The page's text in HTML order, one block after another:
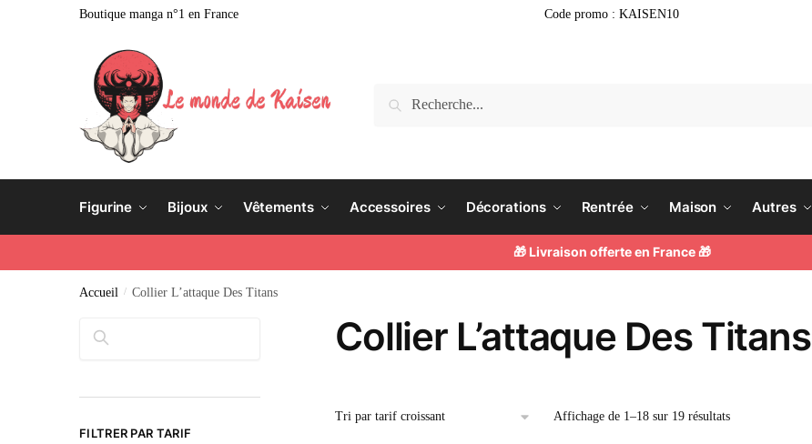
Boutique manga n°1 en France Code promo : KAISEN10
Recherche
Figurine Bijoux Vêtements Accessoires Décorations Rentrée Maison Autres
🎁 Livraison offerte en France 🎁
Accueil / Collier L’attaque Des Titans
Collier L’attaque Des Titans
Affichage de 1–18 sur 19 résultats
Rechercher
FILTRER PAR TARIF